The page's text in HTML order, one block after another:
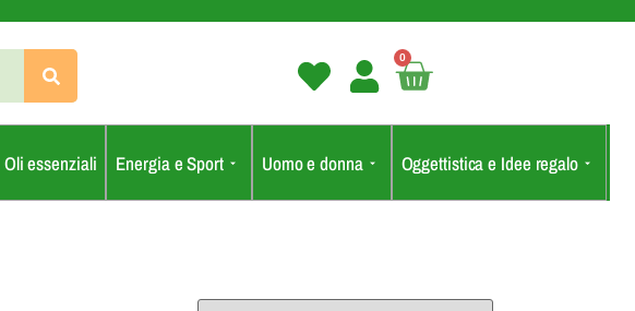
0
Oli essenziali Energia e Sport Uomo e donna Oggettistica e Idee regalo